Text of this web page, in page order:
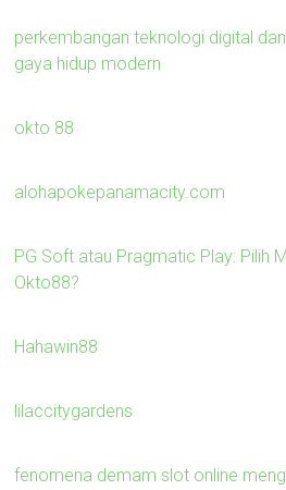
perkembangan teknologi digital
gaya hidup modern
okto 88
alohapokepanamacity.com
PG Soft atau Pragmatic Play: Pilih
Okto88?
Hahawin88
lilaccitygardens
fenomena demam slot online